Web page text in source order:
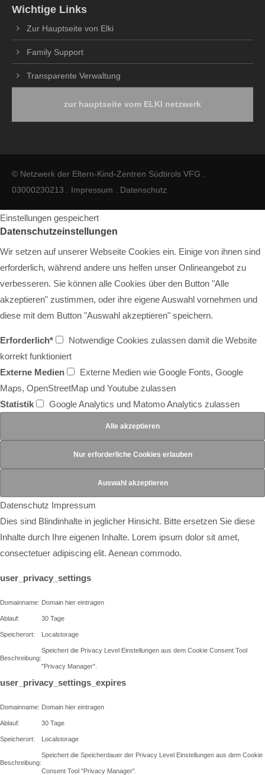
Wichtige Links
Zur Hauptseite von Elki
Family Support
Transparente Verwaltung
zur hauptseite vom ELKI netzwerk
© Netzwerk der Eltern-Kind-Zentren Südtirols VFG .
03000230213 . Impressum Datenschutz
Einstellungen gespeichert
Datenschutzeinstellungen
Wir setzen auf unserer Webseite Cookies ein. Einige von ihnen sind
erforderlich, während andere uns helfen unser Onlineangebot zu
verbesseren. Sie können alle Cookies über den Button "Alle
akzeptieren" zustimmen, oder ihre eigene Auswahl vornehmen und
diese mit dem Button "Auswahl akzeptieren" speichern.
Erforderlich*
Notwendige Cookies zulassen damit die Website
korrekt funktioniert
Externe Medien
Externe Medien wie Google Fonts, Google
Maps, OpenStreetMap und Youtube zulassen
Statistik
Google Analytics und Matomo Analytics zulassen
Datenschutz Impressum
Dies sind Blindinhalte in jeglicher Hinsicht. Bitte ersetzen Sie diese
Inhalte durch Ihre eigenen Inhalte. Lorem ipsum dolor sit amet,
consectetuer adipiscing elit. Aenean commodo.
user_privacy_settings
Domainname: Domain hier eintragen
Ablauf: 30 Tage
Speicherort: Localstorage
Beschreibung:
Speichert die Privacy Level Einstellungen aus dem Cookie Consent Tool
"Privacy Manager".
user_privacy_settings_expires
Domainname: Domain hier eintragen
Ablauf: 30 Tage
Speicherort: Localstorage
Beschreibung:
Speichert die Speicherdauer der Privacy Level Einstellungen aus dem Cookie
Consent Tool "Privacy Manager".